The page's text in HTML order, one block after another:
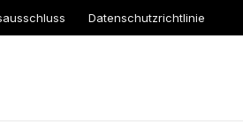
Datenschutzrichtlinie